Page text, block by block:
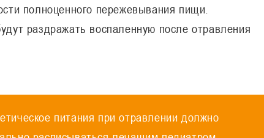
полноценного пережевывания пищи.
раздражать воспаленную после отравления
питания при отравлении должно